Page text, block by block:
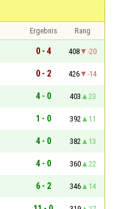
Ergebnis
Rang
0 - 4 408
-20
0 - 2 426
-14
4 - 0 403
23
1 - 0 392
11
4 - 0 382
13
4 - 0 360
22
6 - 2 346
14